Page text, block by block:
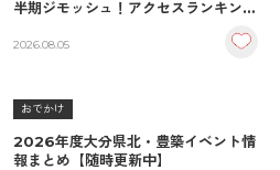
半期ジモッシュ！アクセスランキング
2026.08.05
おでかけ
2026年度大分県北・豊築イベント情
報まとめ【随時更新中】